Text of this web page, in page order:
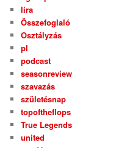
líra
Összefoglaló
Osztályzás
pl
podcast
seasonreview
szavazás
születésnap
topoftheflops
True Legends
united